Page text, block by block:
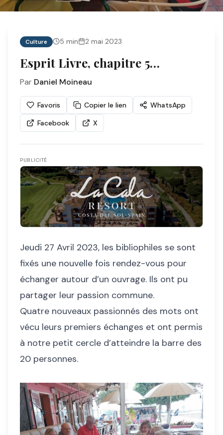
Culture 5 min 2 mai 2023
Esprit Livre, chapitre 5…
Par Daniel Moineau
Favoris Copier le lien
WhatsApp
Facebook
X
PUBLICITÉ
Jeudi 27 Avril 2023, les bibliophiles se sont
fixés une nouvelle fois rendez-vous pour
échanger autour d’un ouvrage. Ils ont pu
partager leur passion commune.
Quatre nouveaux passionnés des mots ont
vécu leurs premiers échanges et ont permis
à notre petit cercle d’atteindre la barre des
20 personnes.